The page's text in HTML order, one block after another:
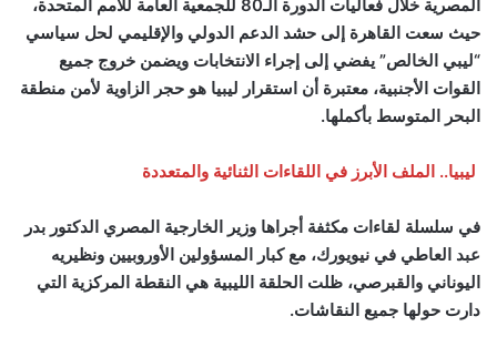
المصرية خلال فعاليات الدورة الـ80 للجمعية العامة للأمم المتحدة،
حيث سعت القاهرة إلى حشد الدعم الدولي والإقليمي لحل سياسي
“ليبي الخالص” يفضي إلى إجراء الانتخابات ويضمن خروج جميع
القوات الأجنبية، معتبرة أن استقرار ليبيا هو حجر الزاوية لأمن منطقة
البحر المتوسط بأكملها.
ليبيا.. الملف الأبرز في اللقاءات الثنائية والمتعددة
في سلسلة لقاءات مكثفة أجراها وزير الخارجية المصري الدكتور بدر
عبد العاطي في نيويورك، مع كبار المسؤولين الأوروبيين ونظيريه
اليوناني والقبرصي، ظلت الحلقة الليبية هي النقطة المركزية التي
دارت حولها جميع النقاشات.